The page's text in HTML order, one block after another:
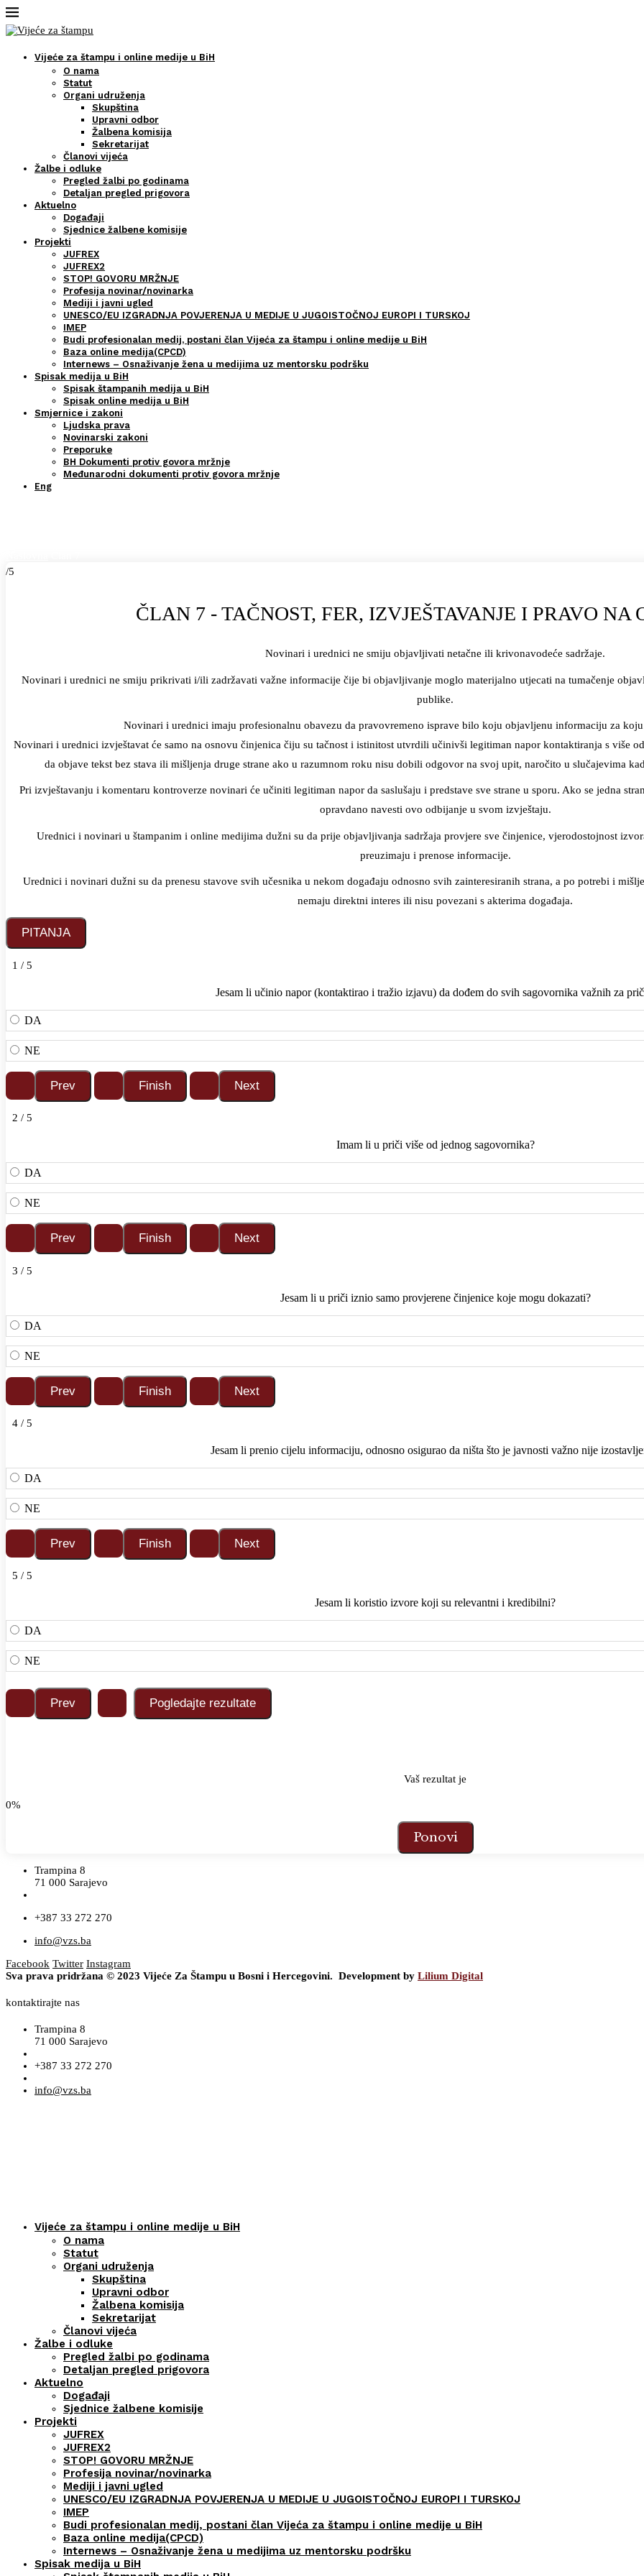
Vijeće za štampu i online medije u BiH
O nama
Statut
Organi udruženja
Skupština
Upravni odbor
Žalbena komisija
Sekretarijat
Članovi vijeća
Žalbe i odluke
Pregled žalbi po godinama
Detaljan pregled prigovora
Aktuelno
Događaji
Sjednice žalbene komisije
Projekti
JUFREX
JUFREX2
STOP! GOVORU MRŽNJE
Profesija novinar/novinarka
Mediji i javni ugled
UNESCO/EU IZGRADNJA POVJERENJA U MEDIJE U JUGOISTOČNOJ EUROPI I TURSKOJ
IMEP
Budi profesionalan medij, postani član Vijeća za štampu i online medije u BiH
Baza online medija(CPCD)
Internews – Osnaživanje žena u medijima uz mentorsku podršku
Spisak medija u BiH
Spisak štampanih medija u BiH
Spisak online medija u BiH
Smjernice i zakoni
Ljudska prava
Novinarski zakoni
Preporuke
BH Dokumenti protiv govora mržnje
Međunarodni dokumenti protiv govora mržnje
Eng
/5
ČLAN 7 - TAČNOST, FER, IZVJEŠTAVANJE I PRAVO NA
Novinari i urednici ne smiju objavljivati netačne ili krivonavodeće sadržaje.
Novinari i urednici ne smiju prikrivati i/ili zadržavati važne informacije čije bi objavljivanje moglo materijalno utjecati na tumačenje
publike.
Novinari i urednici imaju profesionalnu obavezu da pravovremeno isprave bilo koju objavljenu informaciju za
Novinari i urednici izvještavat će samo na osnovu činjenica čiju su tačnost i istinitost utvrdili učinivši legitiman napor kontaktiranja s više
da objave tekst bez stava ili mišljenja druge strane ako u razumnom roku nisu dobili odgovor na svoj upit, naročito u slučajevima
Pri izvještavanju i komentaru kontroverze novinari će učiniti legitiman napor da saslušaju i predstave sve strane u sporu. Ako se jedna
opravdano navesti ovo odbijanje u svom izvještaju.
Urednici i novinari u štampanim i online medijima dužni su da prije objavljivanja sadržaja provjere sve činjenice, vjerodostojnost
preuzimaju i prenose informacije.
Urednici i novinari dužni su da prenesu stavove svih učesnika u nekom događaju odnosno svih zainteresiranih strana, a po potrebi i
nemaju direktni interes ili nisu povezani s akterima događaja.
1 / 5
Jesam li učinio napor (kontaktirao i tražio izjavu) da dođem do svih sagovornika važnih za
DA
NE
2 / 5
Imam li u priči više od jednog sagovornika?
DA
NE
3 / 5
Jesam li u priči iznio samo provjerene činjenice koje mogu dokazati?
DA
NE
4 / 5
Jesam li prenio cijelu informaciju, odnosno osigurao da ništa što je javnosti važno nije
DA
NE
5 / 5
Jesam li koristio izvore koji su relevantni i kredibilni?
DA
NE
Vaš rezultat je
0%
Ponovi
Trampina 8
71 000 Sarajevo
+387 33 272 270
info@vzs.ba
Facebook Twitter Instagram
Sva prava pridržana © 2023 Vijeće Za Štampu u Bosni i Hercegovini. Development by Lilium Digital
kontaktirajte nas
Trampina 8
71 000 Sarajevo
+387 33 272 270
info@vzs.ba
Vijeće za štampu i online medije u BiH
O nama
Statut
Organi udruženja
Skupština
Upravni odbor
Žalbena komisija
Sekretarijat
Članovi vijeća
Žalbe i odluke
Pregled žalbi po godinama
Detaljan pregled prigovora
Aktuelno
Događaji
Sjednice žalbene komisije
Projekti
JUFREX
JUFREX2
STOP! GOVORU MRŽNJE
Profesija novinar/novinarka
Mediji i javni ugled
UNESCO/EU IZGRADNJA POVJERENJA U MEDIJE U JUGOISTOČNOJ EUROPI I TURSKOJ
IMEP
Budi profesionalan medij, postani član Vijeća za štampu i online medije u BiH
Baza online medija(CPCD)
Internews – Osnaživanje žena u medijima uz mentorsku podršku
Spisak medija u BiH